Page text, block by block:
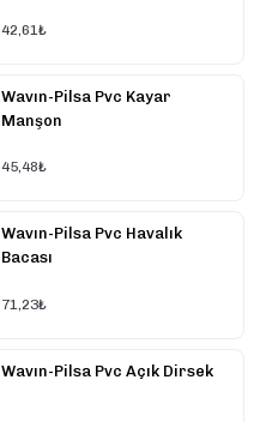
42,61₺
Wavın-Pilsa Pvc Kayar
Manşon
45,48₺
Wavın-Pilsa Pvc Havalık
Bacası
71,23₺
Wavın-Pilsa Pvc Açık Dirsek